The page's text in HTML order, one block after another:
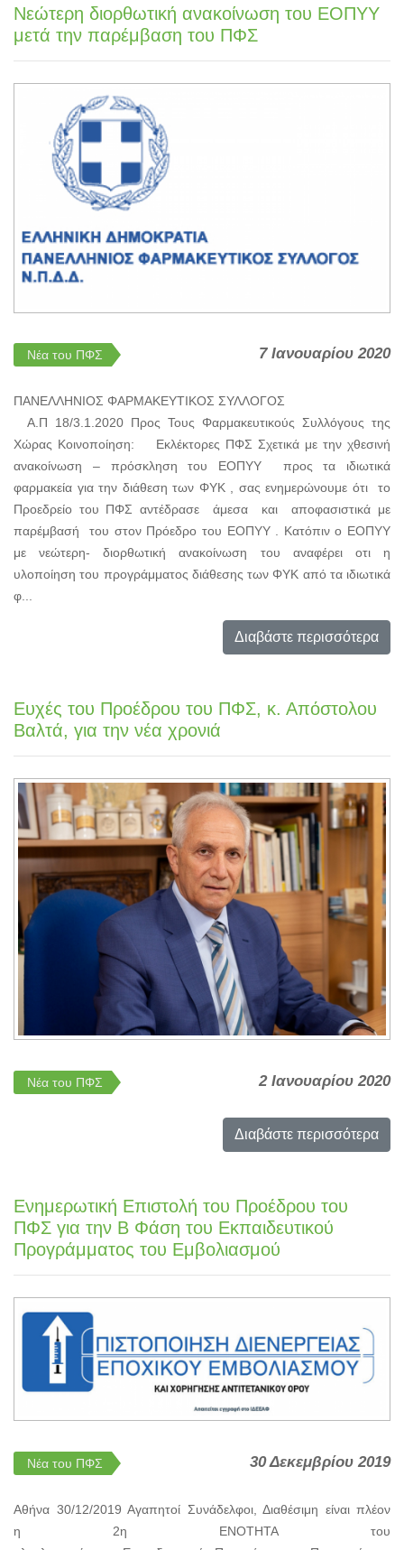
Νεώτερη διορθωτική ανακοίνωση του ΕΟΠΥΥ
μετά την παρέμβαση του ΠΦΣ
Νέα του ΠΦΣ 7 Ιανουαρίου 2020
ΠΑΝΕΛΛΗΝΙΟΣ ΦΑΡΜΑΚΕΥΤΙΚΟΣ ΣΥΛΛΟΓΟΣ
Α.Π 18/3.1.2020 Προς Τους Φαρμακευτικούς Συλλόγους της
Χώρας Κοινοποίηση: Εκλέκτορες ΠΦΣ Σχετικά με την χθεσινή
ανακοίνωση – πρόσκληση του ΕΟΠΥΥ προς τα ιδιωτικά
φαρμακεία για την διάθεση των ΦΥΚ , σας ενημερώνουμε ότι το
Προεδρείο του ΠΦΣ αντέδρασε άμεσα και αποφασιστικά με
παρέμβασή του στον Πρόεδρο του ΕΟΠΥΥ . Κατόπιν ο ΕΟΠΥΥ
με νεώτερη- διορθωτική ανακοίνωση του αναφέρει οτι η
υλοποίηση του προγράμματος διάθεσης των ΦΥΚ από τα ιδιωτικά
φ...
Διαβάστε περισσότερα
Ευχές του Προέδρου του ΠΦΣ, κ. Απόστολου
Βαλτά, για την νέα χρονιά
Νέα του ΠΦΣ 2 Ιανουαρίου 2020
Διαβάστε περισσότερα
Ενημερωτική Επιστολή του Προέδρου του
ΠΦΣ για την Β Φάση του Εκπαιδευτικού
Προγράμματος του Εμβολιασμού
Νέα του ΠΦΣ 30 Δεκεμβρίου 2019
Αθήνα 30/12/2019 Αγαπητοί Συνάδελφοι, Διαθέσιμη είναι πλέον
η 2η ΕΝΟΤΗΤΑ του